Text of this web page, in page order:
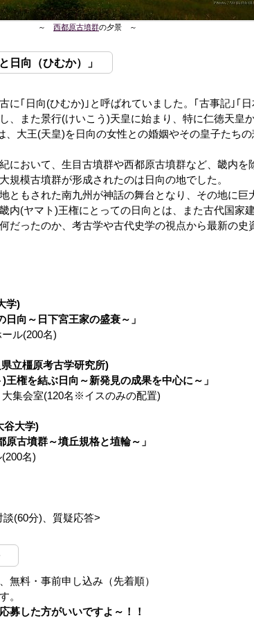
～西都原古墳群の夕景 ～
日向（ひむか）」
に｢日向(ひむか)｣と呼ばれていました。｢古事記｣｢日
、また景行(けいこう)天皇に始まり、特に仁徳天皇
、大王(天皇)を日向の女性との婚姻やその皇子たちの
において、生目古墳群や西都原古墳群など、畿内を
規模古墳群が形成されたのは日向の地でした。
ともされた南九州が神話の舞台となり、その地に巨
内(ヤマト)王権にとっての日向とは、また古代国家
だったのか、考古学や古代史学の視点から最新の史
学)
日向～日下宮王家の盛衰～」
ル(200名)
立橿原考古学研究所)
)王権を結ぶ日向～新発見の成果を中心に～」
集会室(120名※イスのみの配置)
谷大学)
原古墳群～墳丘規格と埴輪～」
名)
(60分)、質疑応答>
無料・事前申し込み（先着順）
。
募した方がいいですよ～！！